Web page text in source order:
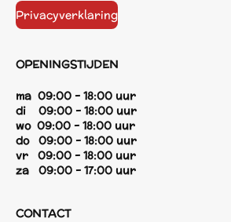
Privacyverklaring
OPENINGSTIJDEN
ma 09:00 - 18:00 uur
di 09:00 - 18:00 uur
wo 09:00 - 18:00 uur
do 09:00 - 18:00 uur
vr 09:00 - 18:00 uur
za 09:00 - 17:00 uur
CONTACT